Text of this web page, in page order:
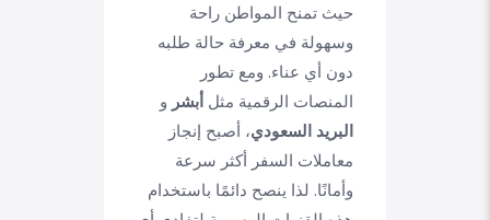
حيث تمنح المواطن راحة
وسهولة في معرفة حالة طلبه
دون أي عناء. ومع تطور
المنصات الرقمية مثل أبشر و
البريد السعودي، أصبح إنجاز
معاملات السفر أكثر سرعة
وأمانًا. لذا ينصح دائمًا باستخدام